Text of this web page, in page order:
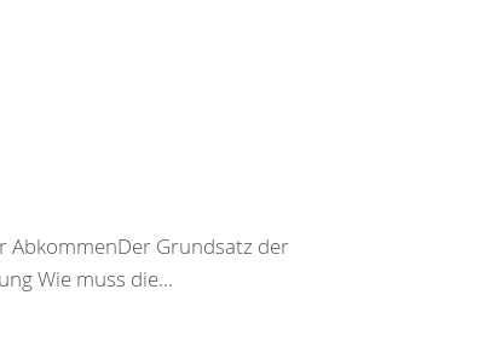
AbkommenDer Grundsatz der
Wie muss die...